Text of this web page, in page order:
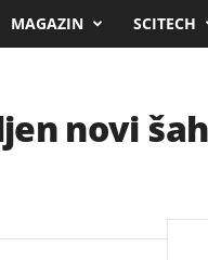
MAGAZIN SCITECH
novi